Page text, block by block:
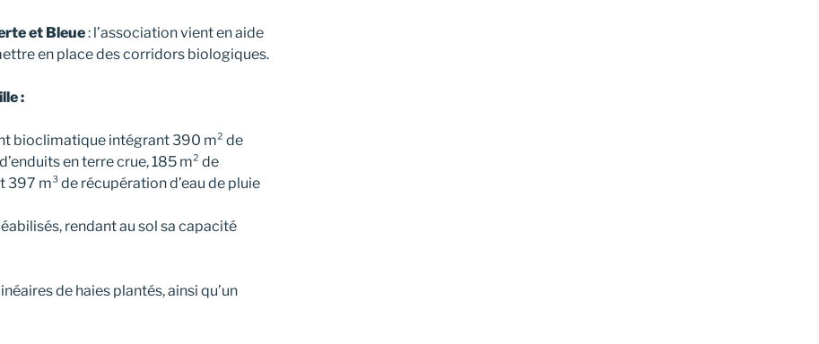
et Bleue: l’association vient en aide
en place des corridors biologiques.
:
bioclimatique intégrant 390 m² de
en terre crue, 185 m² de
m³ de récupération d’eau de pluie
rendant au sol sa capacité
de haies plantés, ainsi qu’un